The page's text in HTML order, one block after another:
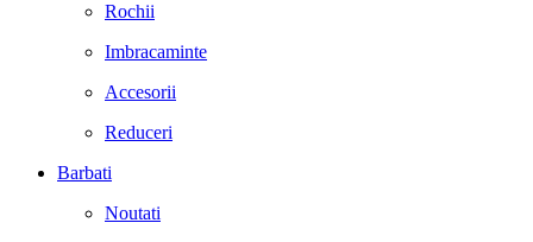
Rochii
Imbracaminte
Accesorii
Reduceri
Barbati
Noutati